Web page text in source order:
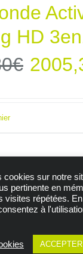
HD
€ Le
était :
2009 -2026| Tous
Conditions
cookies sur notre
pertinente en
visites répétées.
à
ACCEPTER